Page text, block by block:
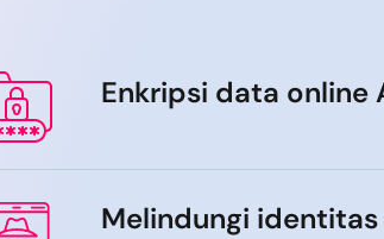
Enkripsi data online
Melindungi